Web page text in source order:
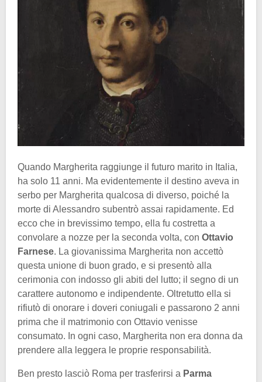
Quando Margherita raggiunge il futuro marito in Italia,
ha solo 11 anni. Ma evidentemente il destino aveva in
serbo per Margherita qualcosa di diverso, poiché la
morte di Alessandro subentrò assai rapidamente. Ed
ecco che in brevissimo tempo, ella fu costretta a
convolare a nozze per la seconda volta, con Ottavio
Farnese. La giovanissima Margherita non accettò
questa unione di buon grado, e si presentò alla
cerimonia con indosso gli abiti del lutto; il segno di un
carattere autonomo e indipendente. Oltretutto ella si
rifiutò di onorare i doveri coniugali e passarono 2 anni
prima che il matrimonio con Ottavio venisse
consumato. In ogni caso, Margherita non era donna da
prendere alla leggera le proprie responsabilità.
Ben presto lasciò Roma per trasferirsi a Parma